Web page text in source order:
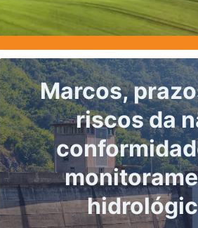
Nível do corpo
o dado
análise
MARÇO 2, 2026